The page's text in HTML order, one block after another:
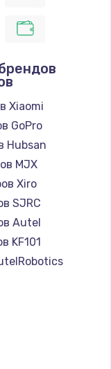
Xiaomi
GoPro
Hubsan
MJX
Xiro
SJRC
Autel
KF101